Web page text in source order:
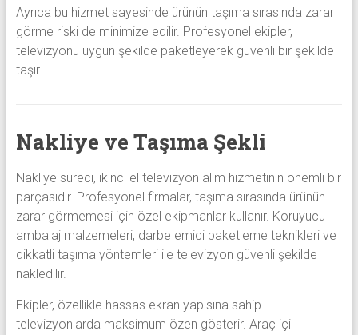
Ayrıca bu hizmet sayesinde ürünün taşıma sırasında zarar
görme riski de minimize edilir. Profesyonel ekipler,
televizyonu uygun şekilde paketleyerek güvenli bir şekilde
taşır.
Nakliye ve Taşıma Şekli
Nakliye süreci, ikinci el televizyon alım hizmetinin önemli bir
parçasıdır. Profesyonel firmalar, taşıma sırasında ürünün
zarar görmemesi için özel ekipmanlar kullanır. Koruyucu
ambalaj malzemeleri, darbe emici paketleme teknikleri ve
dikkatli taşıma yöntemleri ile televizyon güvenli şekilde
nakledilir.
Ekipler, özellikle hassas ekran yapısına sahip
televizyonlarda maksimum özen gösterir. Araç içi